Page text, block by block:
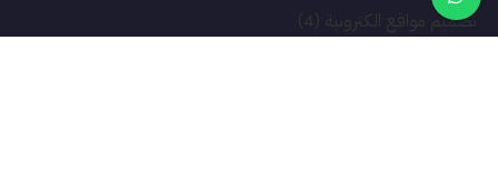
تصميم مواقع الكترونية (4)